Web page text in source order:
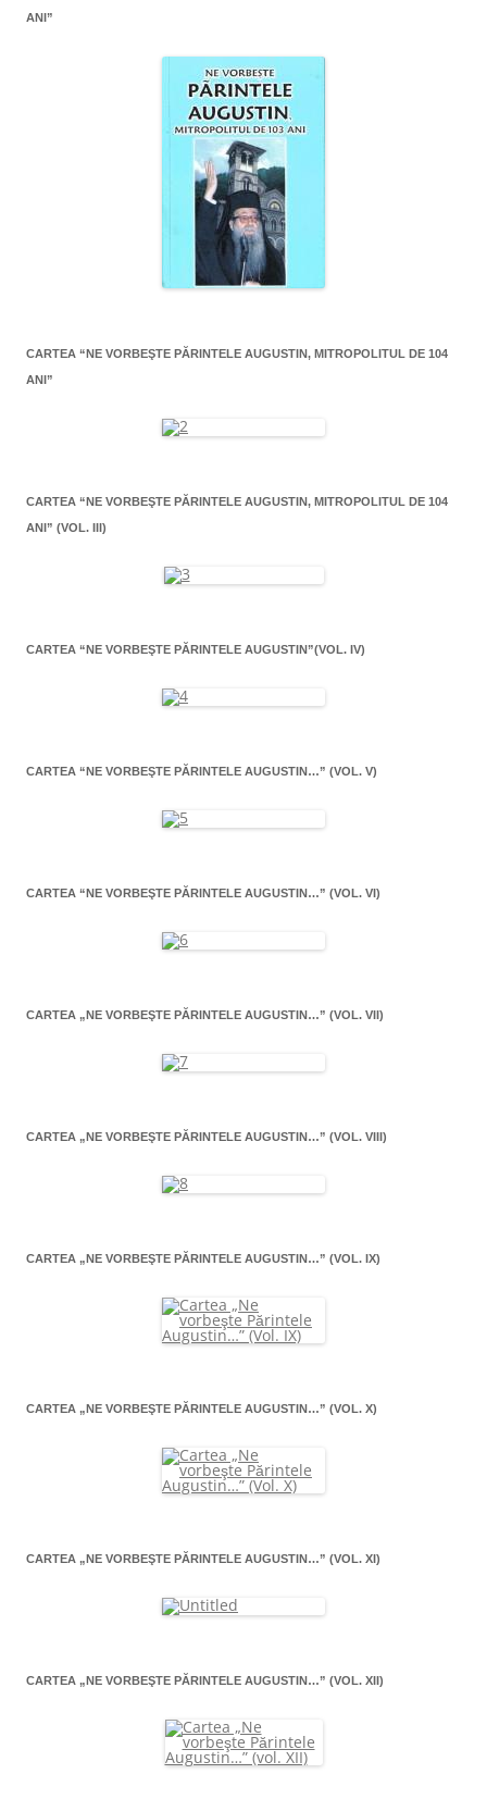
ANI”
CARTEA “NE VORBEŞTE PĂRINTELE AUGUSTIN, MITROPOLITUL DE 104
ANI”
CARTEA “NE VORBEŞTE PĂRINTELE AUGUSTIN, MITROPOLITUL DE 104
ANI” (VOL. III)
CARTEA “NE VORBEŞTE PĂRINTELE AUGUSTIN”(VOL. IV)
CARTEA “NE VORBEŞTE PĂRINTELE AUGUSTIN…” (VOL. V)
CARTEA “NE VORBEŞTE PĂRINTELE AUGUSTIN…” (VOL. VI)
CARTEA „NE VORBEŞTE PĂRINTELE AUGUSTIN…” (VOL. VII)
CARTEA „NE VORBEŞTE PĂRINTELE AUGUSTIN…” (VOL. VIII)
CARTEA „NE VORBEŞTE PĂRINTELE AUGUSTIN…” (VOL. IX)
CARTEA „NE VORBEŞTE PĂRINTELE AUGUSTIN…” (VOL. X)
CARTEA „NE VORBEŞTE PĂRINTELE AUGUSTIN…” (VOL. XI)
CARTEA „NE VORBEŞTE PĂRINTELE AUGUSTIN…” (VOL. XII)